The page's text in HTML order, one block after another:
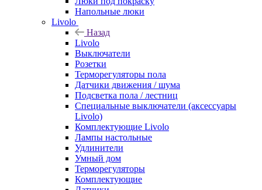
Напольные люки
Livolo
Назад
Livolo
Выключатели
Розетки
Терморегуляторы пола
Датчики движения / шума
Подсветка пола / лестниц
Специальные выключатели (аксессуары
Livolo)
Комплектующие Livolo
Лампы настольные
Удлинители
Умный дом
Терморегуляторы
Комплектующие